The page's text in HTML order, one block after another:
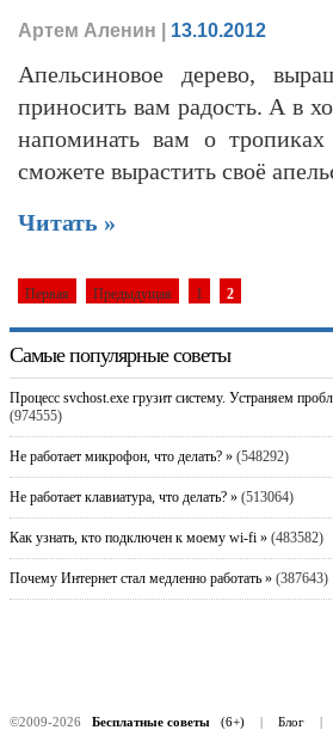
Артем Аленин | 13.10.2012
Апельсиновое дерево,
приносить вам радость. А в
напоминать вам о
сможете вырастить своё
Читать »
Первая Предыдущая 1 2
Самые популярные советы
Процесс svchost.exe грузит систему. Устраняем
(974555)
Не работает микрофон, что делать? »(548292)
Не работает клавиатура, что делать? »(513064)
Как узнать, кто подключен к моему wi-fi »(483582)
Почему Интернет стал медленно работать »(387643)
©2009-2026 Бесплатные советы(6+) | Блог |